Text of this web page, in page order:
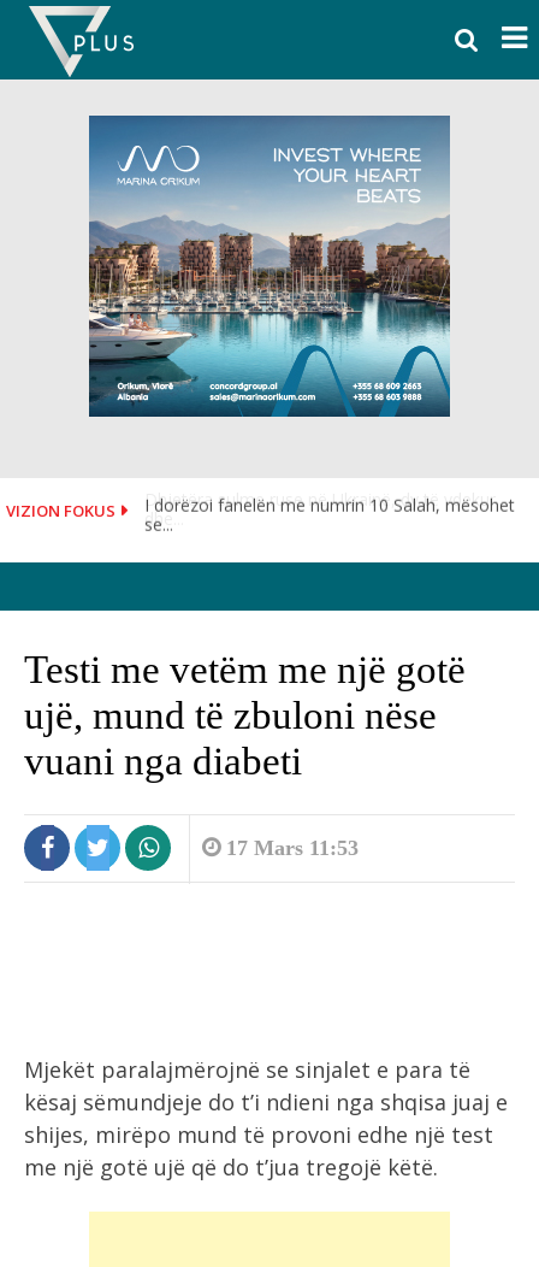
Skip
content
VIZION FOKUS
I dorëzoi fanelën me numrin 10 Salah, mësohet
se...
Testi me vetëm me një gotë
ujë, mund të zbuloni nëse
vuani nga diabeti
17 Mars 11:53
Mjekët paralajmërojnë se sinjalet e para të
kësaj sëmundjeje do t’i ndieni nga shqisa juaj e
shijes, mirëpo mund të provoni edhe një test
me një gotë ujë që do t’jua tregojë këtë.